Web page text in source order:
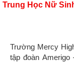
Trung Học Nữ
Trường Mercy
tập đoàn